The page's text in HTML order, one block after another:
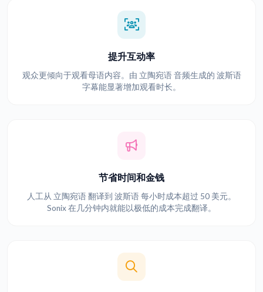
提升互动率
观众更倾向于观看母语内容。由 立陶宛语 音频生成的 波斯语
字幕能显著增加观看时长。
节省时间和金钱
人工从 立陶宛语 翻译到 波斯语 每小时成本超过 50 美元。
Sonix 在几分钟内就能以极低的成本完成翻译。